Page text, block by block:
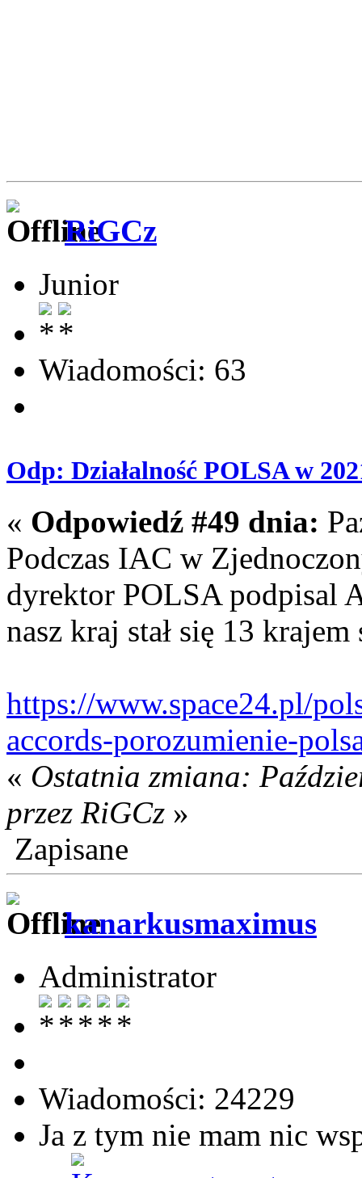
RiGCz
Junior
Wiadomości: 63
Odp: Działalność POLSA w
« Odpowiedź #49 dnia:
Podczas IAC w
dyrektor POLSA podpisal
nasz kraj stał się 13
https://www.space24.pl/
accords-porozumienie-
« Ostatnia zmiana:
przez RiGCz »
Zapisane
kanarkusmaximus
Administrator
Wiadomości: 24229
Ja z tym nie mam nic